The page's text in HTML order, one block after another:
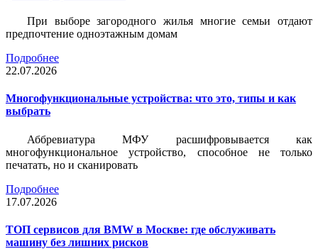
При выборе загородного жилья многие семьи отдают
предпочтение одноэтажным домам
Подробнее
22.07.2026
Многофункциональные устройства: что это, типы и как
выбрать
Аббревиатура МФУ расшифровывается как
многофункциональное устройство, способное не только
печатать, но и сканировать
Подробнее
17.07.2026
ТОП сервисов для BMW в Москве: где обслуживать
машину без лишних рисков